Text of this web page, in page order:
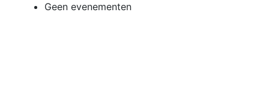
Geen evenementen